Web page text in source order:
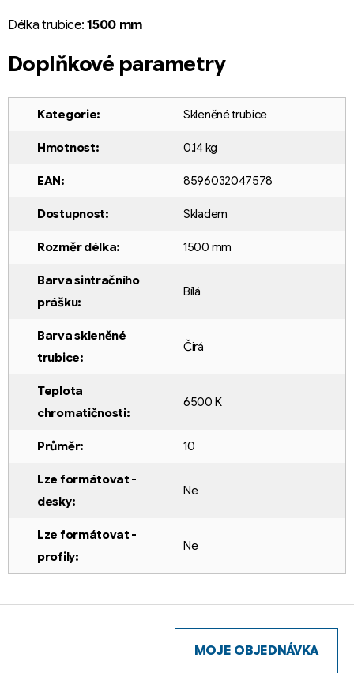
Délka trubice: 1500 mm
Doplňkové parametry
Kategorie: Skleněné trubice
Hmotnost: 0.14 kg
EAN: 8596032047578
Dostupnost: Skladem
Rozměr délka: 1500 mm
Barva sintračního
prášku:
Bílá
Barva skleněné
trubice:
Čirá
Teplota
chromatičnosti:
6500 K
Průměr: 10
Lze formátovat -
desky:
Ne
Lze formátovat -
profily:
Ne
MOJE OBJEDNÁVKA